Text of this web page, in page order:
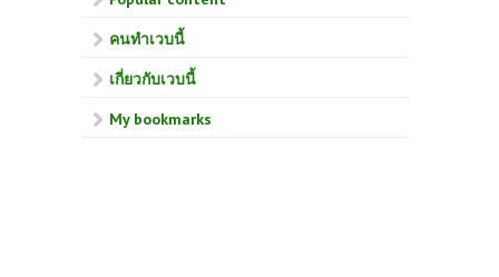
คนทำเวบนี้
เกี่ยวกับเวบนี้
My bookmarks